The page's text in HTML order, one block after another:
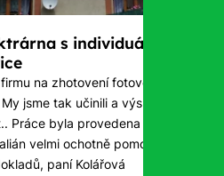
s individuálním
na zhotovení fotovoltaiky
jsme tak učinili a výsledkem
Práce byla provedena na klíč.
velmi ochotně pomohl s
paní Kolářová